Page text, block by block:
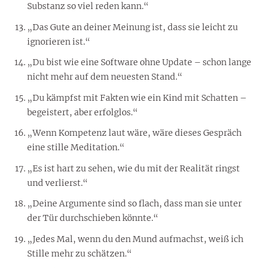
Substanz so viel reden kann.“
„Das Gute an deiner Meinung ist, dass sie leicht zu
ignorieren ist.“
„Du bist wie eine Software ohne Update – schon lange
nicht mehr auf dem neuesten Stand.“
„Du kämpfst mit Fakten wie ein Kind mit Schatten –
begeistert, aber erfolglos.“
„Wenn Kompetenz laut wäre, wäre dieses Gespräch
eine stille Meditation.“
„Es ist hart zu sehen, wie du mit der Realität ringst
und verlierst.“
„Deine Argumente sind so flach, dass man sie unter
der Tür durchschieben könnte.“
„Jedes Mal, wenn du den Mund aufmachst, weiß ich
Stille mehr zu schätzen.“